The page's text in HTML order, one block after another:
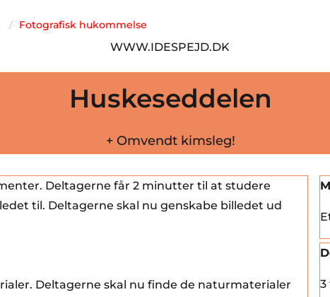
/ Fotografisk hukommelse
WWW.IDESPEJD.DK
Huskeseddelen
+ Omvendt kimsleg!
Deltagerne får 2 minutter til at studere
til. Deltagerne skal nu genskabe billedet ud
Deltagerne skal nu finde de naturmaterialer
3